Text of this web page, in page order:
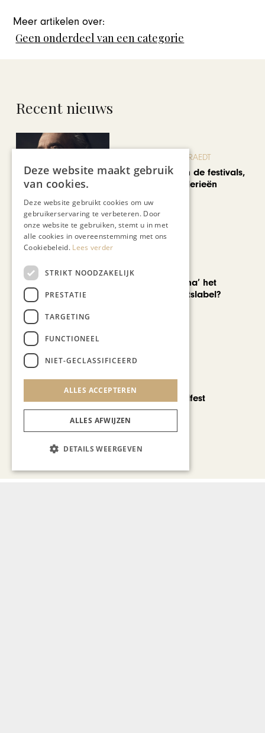
Meer artikelen over:
Geen onderdeel van een categorie
Recent nieuws
BLOG JO CORTENRAEDT
We verzuipen in de festivals,
feesten en braderieën
Is ‘Made in China’ het
nieuwe kwaliteitslabel?
Noorbeek Foodfest
Bekijk alle artikelen
Deze website maakt gebruik
van cookies.
Deze website gebruikt cookies om uw
gebruikerservaring te verbeteren. Door
onze website te gebruiken, stemt u in met
alle cookies in overeenstemming met ons
Cookiebeleid. Lees verder
STRIKT NOODZAKELIJK
PRESTATIE
TARGETING
FUNCTIONEEL
NIET-GECLASSIFICEERD
ALLES ACCEPTEREN
ALLES AFWIJZEN
DETAILS WEERGEVEN